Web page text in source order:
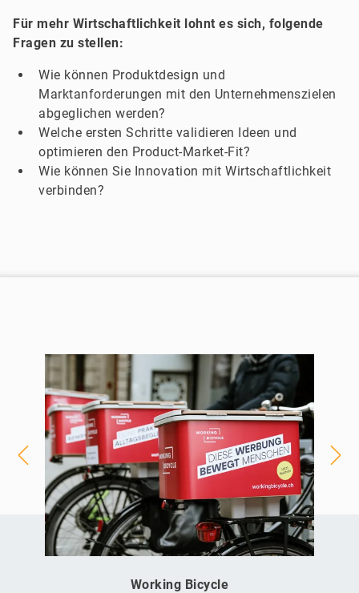
Für mehr Wirtschaftlichkeit lohnt es sich, folgende
Fragen zu stellen:
Wie können Produktdesign und
Marktanforderungen mit den Unternehmenszielen
abgeglichen werden?
Welche ersten Schritte validieren Ideen und
optimieren den Product-Market-Fit?
Wie können Sie Innovation mit Wirtschaftlichkeit
verbinden?
Working Bicycle